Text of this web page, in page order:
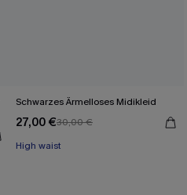
Schwarzes Ärmelloses Midikleid
27,00 €30,00 €
Mit Gratis-Maßband
High waist